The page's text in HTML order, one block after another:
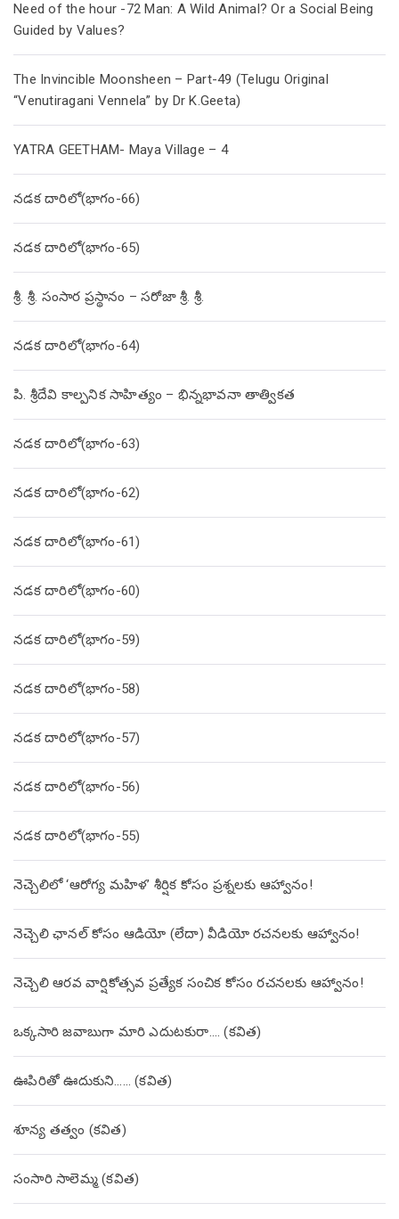
Need of the hour -72 Man: A Wild Animal? Or a Social Being
Guided by Values?
The Invincible Moonsheen – Part-49 (Telugu Original
“Venutiragani Vennela” by Dr K.Geeta)
YATRA GEETHAM- Maya Village – 4
నడక దారిలో(భాగం-66)
నడక దారిలో(భాగం-65)
శ్రీ. శ్రీ. సంసార ప్రస్థానం – సరోజా శ్రీ. శ్రీ.
నడక దారిలో(భాగం-64)
పి. శ్రీదేవి కాల్పనిక సాహిత్యం – భిన్నభావనా తాత్వికత
నడక దారిలో(భాగం-63)
నడక దారిలో(భాగం-62)
నడక దారిలో(భాగం-61)
నడక దారిలో(భాగం-60)
నడక దారిలో(భాగం-59)
నడక దారిలో(భాగం-58)
నడక దారిలో(భాగం-57)
నడక దారిలో(భాగం-56)
నడక దారిలో(భాగం-55)
నెచ్చెలిలో ‘ఆరోగ్య మహిళ’ శీర్షిక కోసం ప్రశ్నలకు ఆహ్వానం!
నెచ్చెలి ఛానల్ కోసం ఆడియో (లేదా) వీడియో రచనలకు ఆహ్వానం!
నెచ్చెలి ఆరవ వార్షికోత్సవ ప్రత్యేక సంచిక కోసం రచనలకు ఆహ్వానం!
ఒక్కసారి జవాబుగా మారి ఎదుటకురా…. (కవిత)
ఊపిరితో ఊదుకుని…… (కవిత)
శూన్య తత్వం (కవిత)
సంసారి సాలెమ్మ (కవిత)